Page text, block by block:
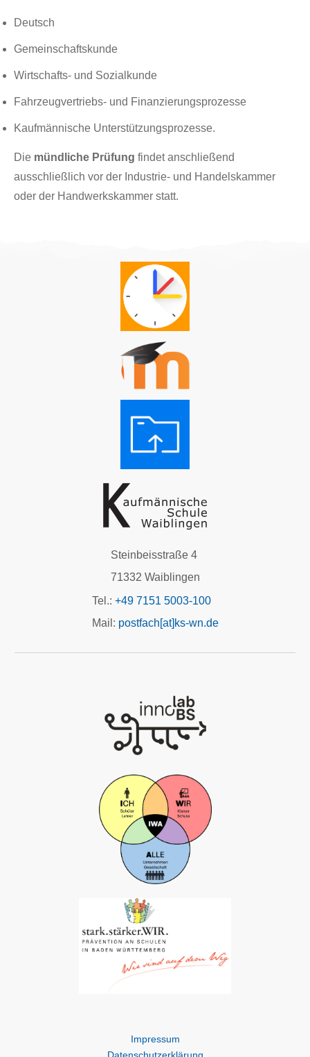
Deutsch
Gemeinschaftskunde
Wirtschafts- und Sozialkunde
Fahrzeugvertriebs- und Finanzierungsprozesse
Kaufmännische Unterstützungsprozesse.
Die mündliche Prüfung findet anschließend
ausschließlich vor der Industrie- und Handelskammer
oder der Handwerkskammer statt.
Steinbeisstraße 4
71332 Waiblingen
Tel.: +49 7151 5003-100
Mail: postfach[at]ks-wn.de
Impressum